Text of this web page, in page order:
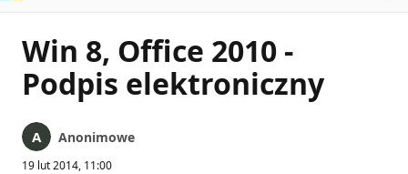
Win 8, Office 2010 -
Podpis elektroniczny
Anonimowe
19 lut 2014, 11:00